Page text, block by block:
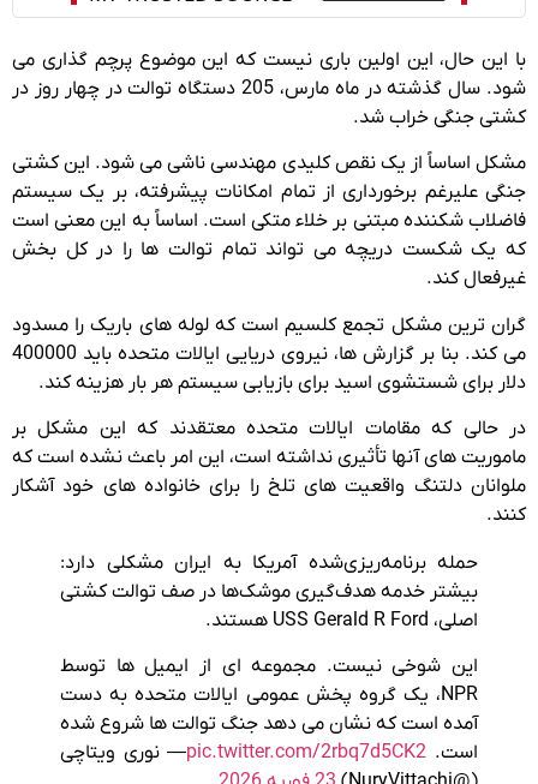
با این حال، این اولین باری نیست که این موضوع پرچم گذاری می
شود. سال گذشته در ماه مارس، 205 دستگاه توالت در چهار روز در
کشتی جنگی خراب شد.
مشکل اساساً از یک نقص کلیدی مهندسی ناشی می شود. این کشتی
جنگی علیرغم برخورداری از تمام امکانات پیشرفته، بر یک سیستم
فاضلاب شکننده مبتنی بر خلاء متکی است. اساساً به این معنی است
که یک شکست دریچه می تواند تمام توالت ها را در کل بخش
غیرفعال کند.
گران ترین مشکل تجمع کلسیم است که لوله های باریک را مسدود
می کند. بنا بر گزارش ها، نیروی دریایی ایالات متحده باید 400000
دلار برای شستشوی اسید برای بازیابی سیستم هر بار هزینه کند.
در حالی که مقامات ایالات متحده معتقدند که این مشکل بر
ماموریت های آنها تأثیری نداشته است، این امر باعث نشده است که
ملوانان دلتنگ واقعیت های تلخ را برای خانواده های خود آشکار
کنند.
حمله برنامه‌ریزی‌شده آمریکا به ایران مشکلی دارد:
بیشتر خدمه هدف‌گیری موشک‌ها در صف توالت کشتی
اصلی، USS Gerald R Ford هستند.
این شوخی نیست. مجموعه ای از ایمیل ها توسط
NPR، یک گروه پخش عمومی ایالات متحده به دست
آمده است که نشان می دهد جنگ توالت ها شروع شده
است. pic.twitter.com/2rbq7d5CK2— نوری ویتاچی